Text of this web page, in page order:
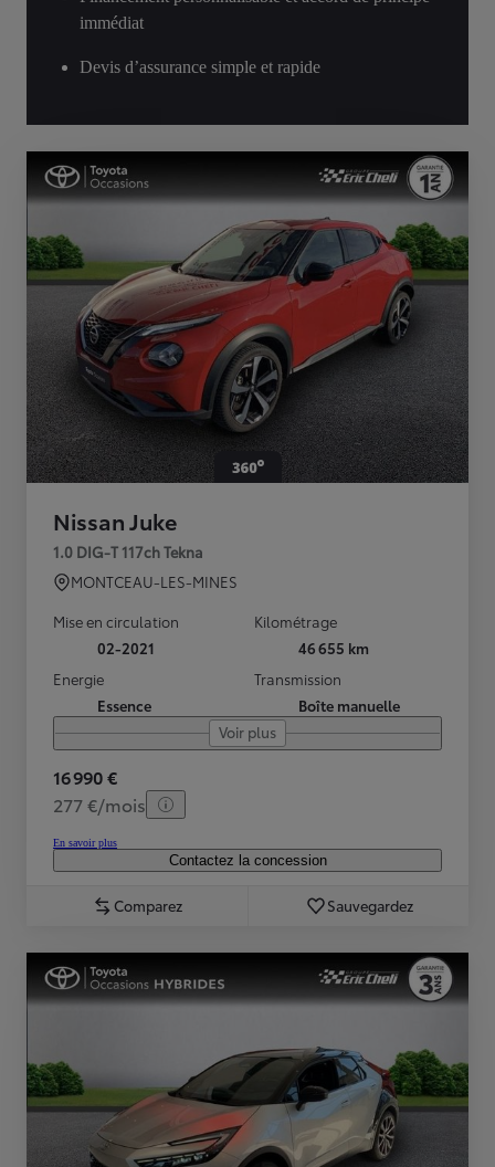
immédiat
Devis d’assurance simple et rapide
Nissan Juke
1.0 DIG-T 117ch Tekna
MONTCEAU-LES-MINES
Mise en circulation
02-2021
Kilométrage
46 655 km
Energie
Essence
Transmission
Boîte manuelle
Voir plus
16 990 €
277 €/mois
En savoir plus
Contactez la concession
Comparez Sauvegardez